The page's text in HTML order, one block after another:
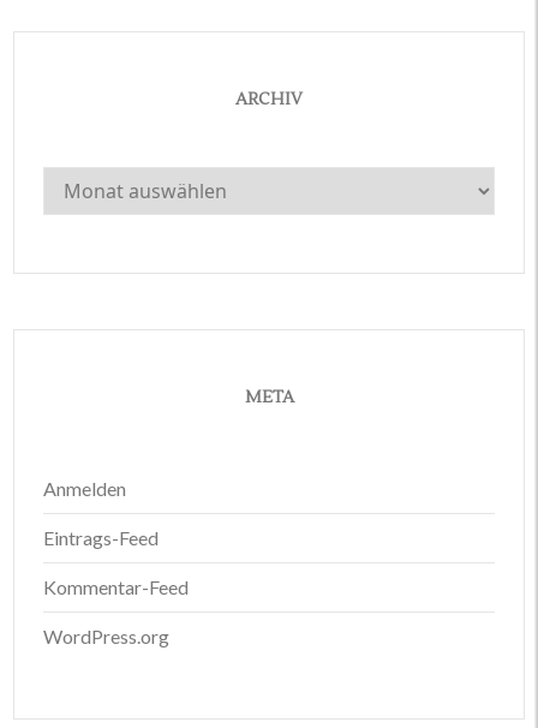
ARCHIV
Archiv
META
Anmelden
Eintrags-Feed
Kommentar-Feed
WordPress.org